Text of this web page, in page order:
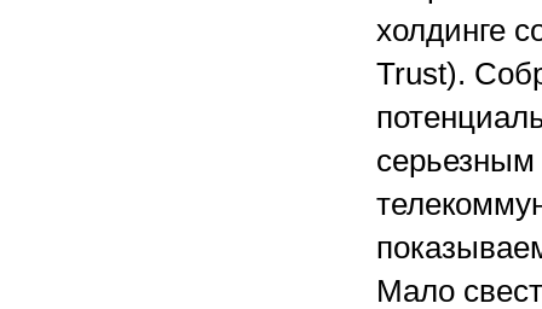
холдинге
Trust).
Мало